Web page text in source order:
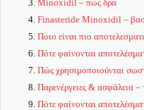
Minoxidil – πώς δρα
Finasteride Minoxidil –
Ποιο είναι πιο
Πότε φαίνονται
Πώς χρησιμοποιούνται
Παρενέργειες & ασφάλεια –
Πότε φαίνονται